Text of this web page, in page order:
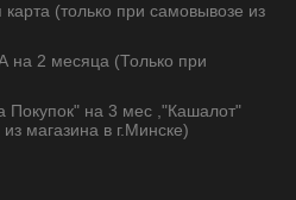
карта (только при самовывозе из
на 2 месяца (Только при
Покупок" на 3 мес ,"Кашалот"
магазина в г.Минске)